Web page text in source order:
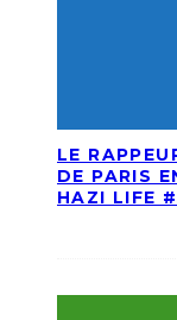
LE
DE PARIS
HAZI LIFE